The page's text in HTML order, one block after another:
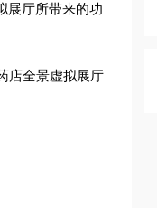
展厅所带来的功
店全景虚拟展厅